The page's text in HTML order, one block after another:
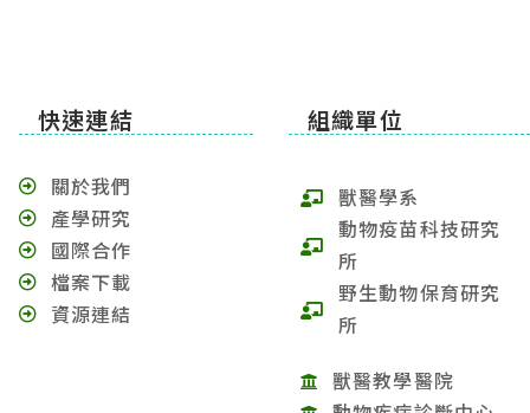
快速連結
關於我們
產學研究
國際合作
檔案下載
資源連結
組織單位
獸醫學系
動物疫苗科技研究
所
野生動物保育研究
所
獸醫教學醫院